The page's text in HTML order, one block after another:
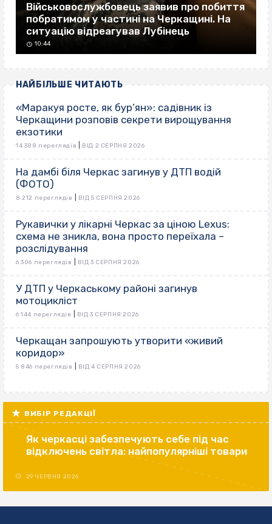
Військовослужбовець заявив про побиття
побратимом у частині на Черкащині. На
ситуацію відреагував Лубінець
10:44
НАЙБІЛЬШЕ ЧИТАЮТЬ
«Маракуя росте, як бур’ян»: садівник із
Черкащини розповів секрети вирощування
екзотики
14 388 переглядів ВІД 2 СЕРПНЯ 2026
На дамбі біля Черкас загинув у ДТП водій
(ФОТО)
8 212 переглядів ВІД 5 СЕРПНЯ 2026
Рукавички у лікарні Черкас за ціною Lexus:
схема не зникла, вона просто переїхала –
розслідування
6 306 переглядів ВІД 3 СЕРПНЯ 2026
У ДТП у Черкаському районі загинув
мотоцикліст
6 144 переглядів ВІД 3 СЕРПНЯ 2026
Черкащан запрошують утворити «живий
коридор»
5 846 переглядів ВІД 4 СЕРПНЯ 2026
ВИБІР РЕДАКЦІЇ
Як черкасці забезпечують себе під час
відключень світла: найпопулярніші товари
29 ЧЕРВНЯ 2026